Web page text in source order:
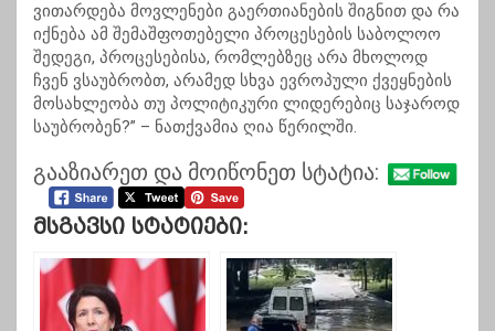
ვითარდება მოვლენები გაერთიანების შიგნით და რა
იქნება ამ შემაშფოთებელი პროცესების საბოლოო
შედეგი, პროცესებისა, რომლებზეც არა მხოლოდ
ჩვენ ვსაუბრობთ, არამედ სხვა ევროპული ქვეყნების
მოსახლეობა თუ პოლიტიკური ლიდერებიც საჯაროდ
საუბრობენ?” – ნათქვამია ღია წერილში.
გააზიარეთ და მოიწონეთ სტატია:
Მსგავსი Სტატიები: